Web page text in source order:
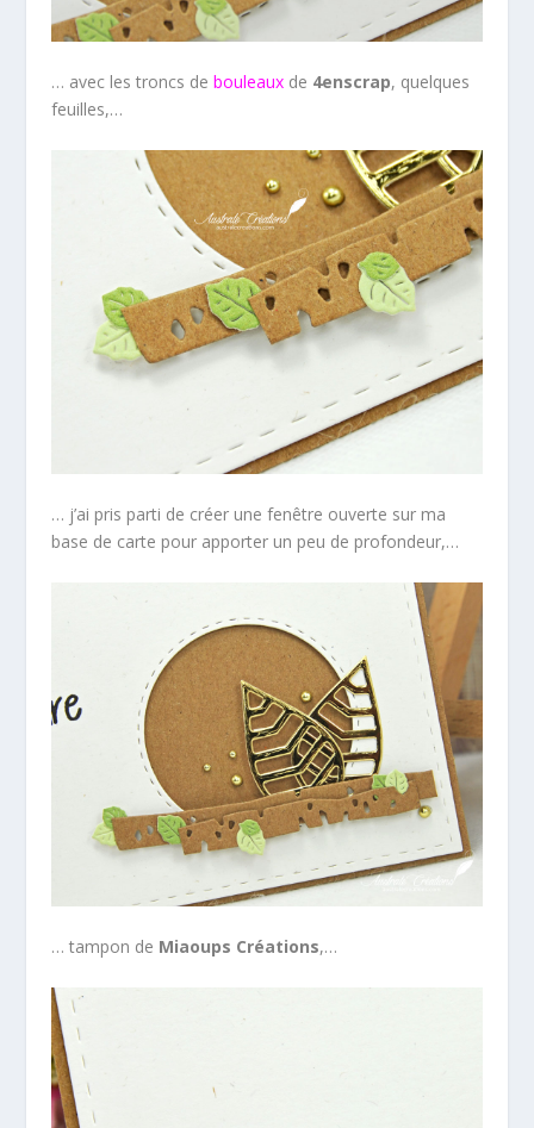
… avec les troncs de bouleaux de 4enscrap, quelques
feuilles,…
… j’ai pris parti de créer une fenêtre ouverte sur ma
base de carte pour apporter un peu de profondeur,…
… tampon de Miaoups Créations,…